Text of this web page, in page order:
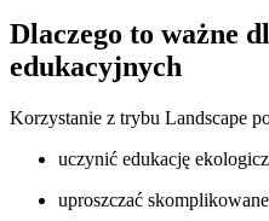
Dlaczego to ważne
edukacyjnych
Korzystanie z trybu Landscape
uczynić edukację
uproszczać